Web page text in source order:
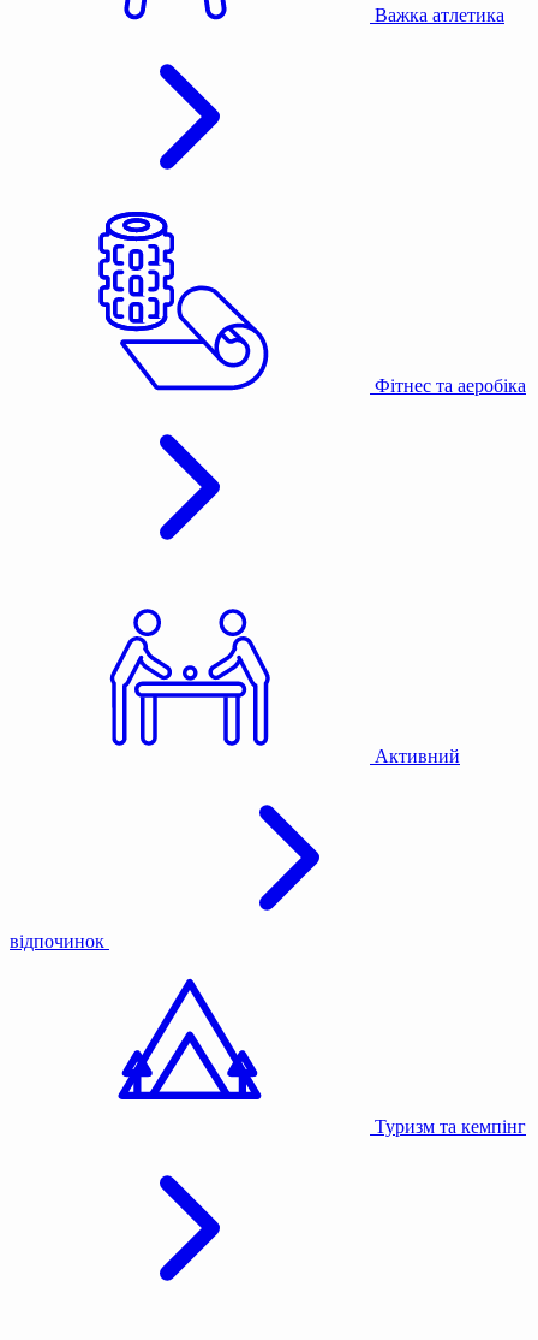
Важка атлетика
Фітнес та аеробіка
Активний
відпочинок
Туризм та кемпінг